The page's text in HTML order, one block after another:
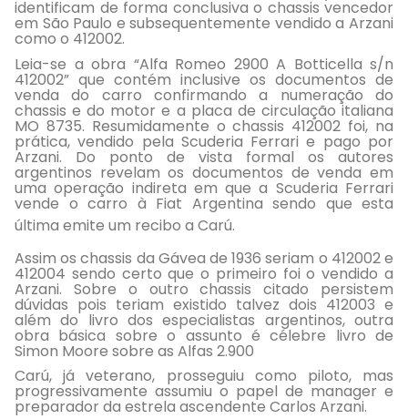
identificam de forma conclusiva o chassis vencedor
em São Paulo e subsequentemente vendido a Arzani
como o 412002.
Leia-se a obra “Alfa Romeo 2900 A Botticella s/n
412002” que contém inclusive os documentos de
venda do carro confirmando a numeração do
chassis e do motor e a placa de circulação italiana
MO 8735. Resumidamente o chassis 412002 foi, na
prática, vendido pela Scuderia Ferrari e pago por
Arzani. Do ponto de vista formal os autores
argentinos revelam os documentos de venda em
uma operação indireta em que a Scuderia Ferrari
vende o carro à Fiat Argentina sendo que esta
última emite um recibo a Carú.
Assim os chassis da Gávea de 1936 seriam o 412002 e
412004 sendo certo que o primeiro foi o vendido a
Arzani. Sobre o outro chassis citado persistem
dúvidas pois teriam existido talvez dois 412003 e
além do livro dos especialistas argentinos, outra
obra básica sobre o assunto é célebre livro de
Simon Moore sobre as Alfas 2.900
Carú, já veterano, prosseguiu como piloto, mas
progressivamente assumiu o papel de manager e
preparador da estrela ascendente Carlos Arzani.